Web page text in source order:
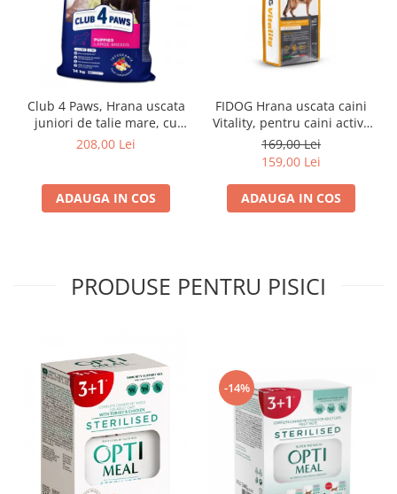
Club 4 Paws, Hrana uscata
juniori de talie mare, cu
pui, 14kg
208,00 Lei
ADAUGA IN COS
FIDOG Hrana uscata caini
Vitality, pentru caini activi,
20kg
169,00 Lei
159,00 Lei
ADAUGA IN COS
PRODUSE PENTRU PISICI
-14%